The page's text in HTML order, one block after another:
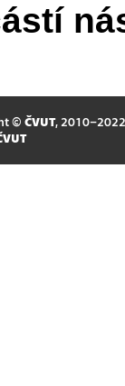
© ČVUT, 2010–2022